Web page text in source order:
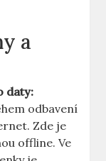
a
daty:
odbavení
Zde je
offline. Ve